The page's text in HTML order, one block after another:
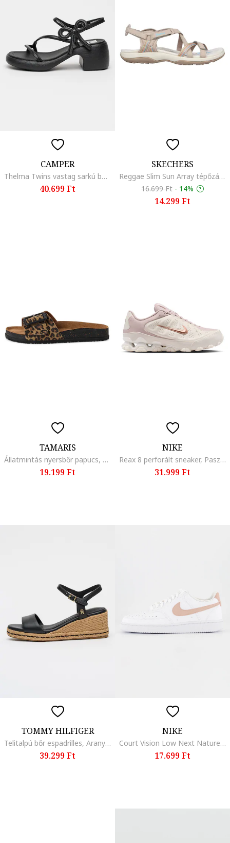
CAMPER
Thelma Twins vastag sarkú bőrszandál masnival, Fekete
40.699 Ft
SKECHERS
Reggae Slim Sun Array tépőzáras szandál, Világos tópbarna
16.699 Ft - 14%
14.299 Ft
TAMARIS
Állatmintás nyersbőr papucs, Fekete/Barna
19.199 Ft
NIKE
Reax 8 perforált sneaker, Pasztellrózsaszín/Krémszín
31.999 Ft
TOMMY HILFIGER
Telitalpú bőr espadrilles, Aranyszín/Fekete
39.299 Ft
NIKE
Court Vision Low Next Nature műbőr sneaker, Fehér/Rózsaszín
17.699 Ft